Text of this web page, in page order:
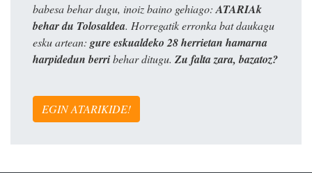
babesa behar dugu, inoiz baino gehiago: ATARIAk
behar du Tolosaldea. Horregatik erronka bat daukagu
esku artean: gure eskualdeko 28 herrietan hamarna
harpidedun berribehar ditugu. Zu falta zara, bazatoz?
EGIN ATARIKIDE!